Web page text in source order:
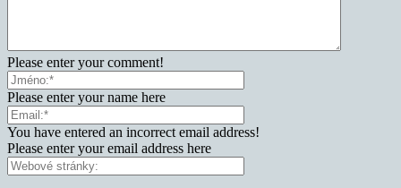
Please enter your comment!
Please enter your name here
You have entered an incorrect email address!
Please enter your email address here